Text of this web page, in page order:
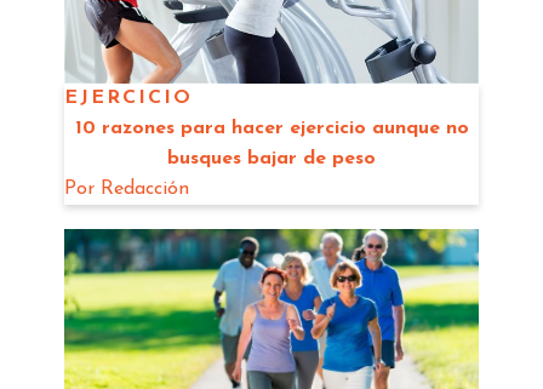
EJERCICIO
10 razones para hacer ejercicio aunque no
busques bajar de peso
Por Redacción